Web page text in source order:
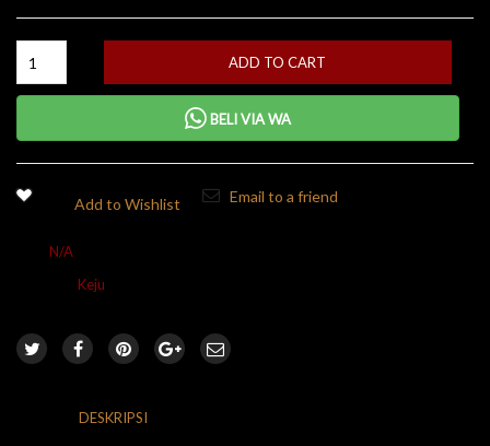
ADD TO CART
BELI VIA WA
Add to Wishlist Email to a friend
N/A
Keju
DESKRIPSI